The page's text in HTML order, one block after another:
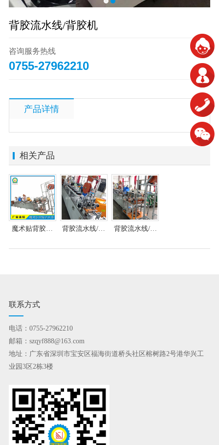
背胶流水线/背胶机
咨询服务热线
0755-27962210
产品详情
相关产品
魔术贴背胶流
背胶流水线/背
背胶流水线/背
联系方式
电话：0755-27962210
邮箱：szqyf888@163.com
地址：广东省深圳市宝安区福海街道桥头社区榕树路2号港华兴工
业园3区2栋3楼